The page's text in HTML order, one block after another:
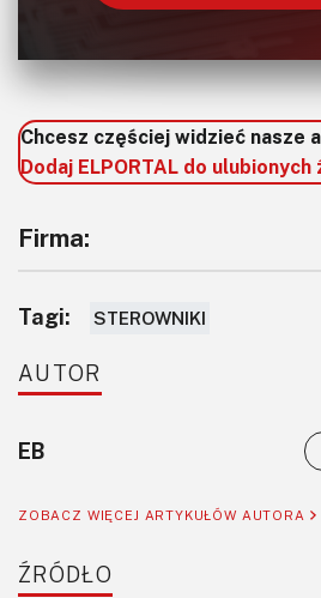
Chcesz częściej widzieć nasze
Dodaj ELPORTAL do ulubionych
Firma:
Tagi: STEROWNIKI
AUTOR
EB
ZOBACZ WIĘCEJ ARTYKUŁÓW AUTORA
ŹRÓDŁO